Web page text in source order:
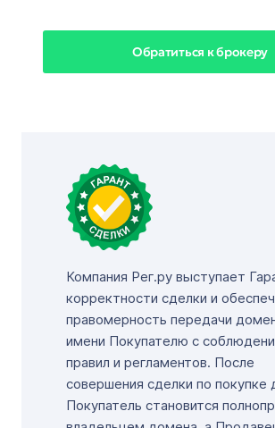
Обратиться к брокеру
Компания Рег.ру выступает
корректности сделки и
правомерность передачи
имени Покупателю с
правил и регламентов. После
совершения сделки по покупке
Покупатель становится